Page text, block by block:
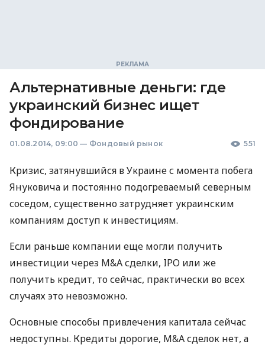
Альтернативные деньги: где
украинский бизнес ищет
фондирование
01.08.2014, 09:00 — Фондовый рынок 551
Кризис, затянувшийся в Украине с момента побега
Януковича и постоянно подогреваемый северным
соседом, существенно затрудняет украинским
компаниям доступ к инвестициям.
Если раньше компании еще могли получить
инвестиции через M&A сделки, IPO или же
получить кредит, то сейчас, практически во всех
случаях это невозможно.
Основные способы привлечения капитала сейчас
недоступны. Кредиты дорогие, M&A сделок нет, а